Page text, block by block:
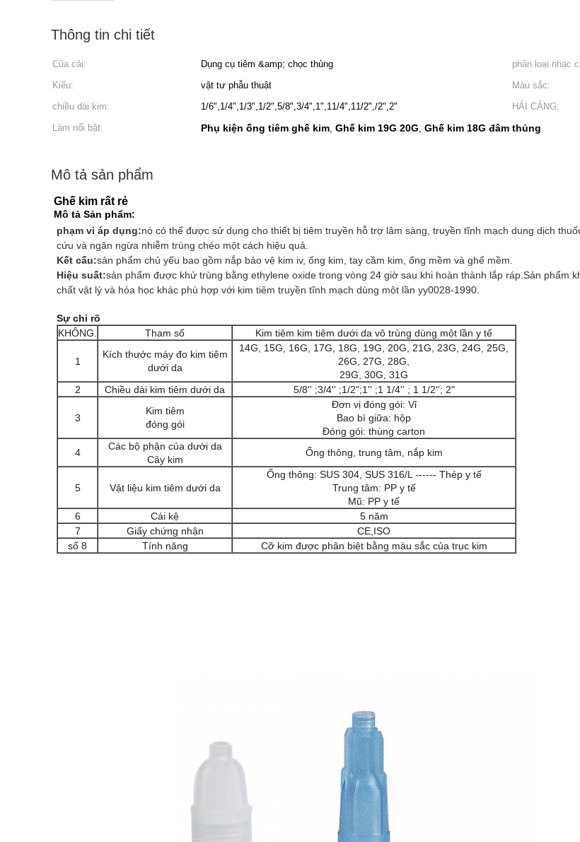
Thông tin chi tiết
Của cải: Dụng cụ tiêm &amp; chọc thủng phân loại nhạc
Kiểu:
vật tư phẫu thuật Màu sắc:
chiều dài kim:
1/6",1/4",1/3",1/2",5/8",3/4",1",11/4",11/2",/2",2" HẢI CẢNG:
Làm nổi bật:
Phụ kiện ống tiêm ghế kim, Ghế kim 19G 20G, Ghế kim 18G đâm thủng
Mô tả sản phẩm
Ghế kim rất rẻ
Mô tả Sản phẩm:
phạm vi áp dụng:nó có thể được sử dụng cho thiết bị tiêm truyền hỗ trợ lâm sàng, truyền tĩnh mạch dung dịch
cứu và ngăn ngừa nhiễm trùng chéo một cách hiệu quả.
Kết cấu:sản phẩm chủ yếu bao gồm nắp bảo vệ kim iv, ống kim, tay cầm kim, ống mềm và ghế mềm.
Hiệu suất:sản phẩm được khử trùng bằng ethylene oxide trong vòng 24 giờ sau khi hoàn thành lắp ráp.Sản phẩm
chất vật lý và hóa học khác phù hợp với kim tiêm truyền tĩnh mạch dùng một lần yy0028-1990.
Sự chỉ rõ
KHÔNG.
Tham số Kim tiêm kim tiêm dưới da vô trùng dùng một lần y tế
1
Kích thước máy đo kim tiêm
dưới da
14G, 15G, 16G, 17G, 18G, 19G, 20G, 21G, 23G, 24G, 25G,
26G, 27G, 28G,
29G, 30G, 31G
2
Chiều dài kim tiêm dưới da 5/8'' ;3/4'' ;1/2";1'' ;1 1/4'' ; 1 1/2''; 2"
3
Kim tiêm
đóng gói
Đơn vị đóng gói: Vỉ
Bao bì giữa: hộp
Đóng gói: thùng carton
4
Các bộ phận của dưới da
Cây kim
Ống thông, trung tâm, nắp kim
5 Vật liệu kim tiêm dưới da
Ống thông: SUS 304, SUS 316/L ------ Thép y tế
Trung tâm: PP y tế
Mũ: PP y tế
6
Cái kệ
5 năm
7
Giấy chứng nhận
CE,ISO
số 8
Tính năng Cỡ kim được phân biệt bằng màu sắc của trục kim